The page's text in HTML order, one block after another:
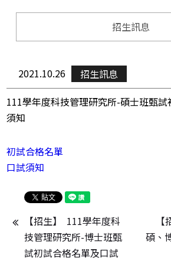
招生訊息
Announcements
演講與活動
榮譽獲獎Honor
2021.10.26
招生訊息
111學年度科技管理研究所-碩士班甄
須知
初試合格名單
口試須知
【招生】  111學年度科
技管理研究所-博士班甄
試初試合格名單及口試
碩、